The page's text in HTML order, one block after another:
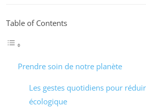
Table of Contents
Prendre soin de notre planète
Les gestes quotidiens pour
écologique